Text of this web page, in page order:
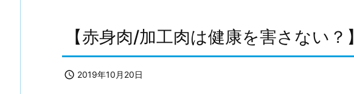
【赤身肉/加工肉は健康を害さない？】
 2019年10月20日